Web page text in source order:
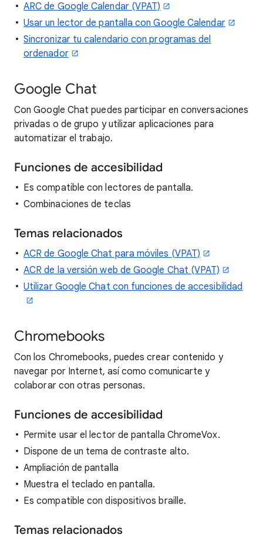
ARC de Google Calendar (VPAT)
Usar un lector de pantalla con Google Calendar
Sincronizar tu calendario con programas del
ordenador
Google Chat
Con Google Chat puedes participar en conversaciones
privadas o de grupo y utilizar aplicaciones para
automatizar el trabajo.
Funciones de accesibilidad
Es compatible con lectores de pantalla.
Combinaciones de teclas
Temas relacionados
ACR de Google Chat para móviles (VPAT)
ACR de la versión web de Google Chat (VPAT)
Utilizar Google Chat con funciones de accesibilidad
Chromebooks
Con los Chromebooks, puedes crear contenido y
navegar por Internet, así como comunicarte y
colaborar con otras personas.
Funciones de accesibilidad
Permite usar el lector de pantalla ChromeVox.
Dispone de un tema de contraste alto.
Ampliación de pantalla
Muestra el teclado en pantalla.
Es compatible con dispositivos braille.
Temas relacionados